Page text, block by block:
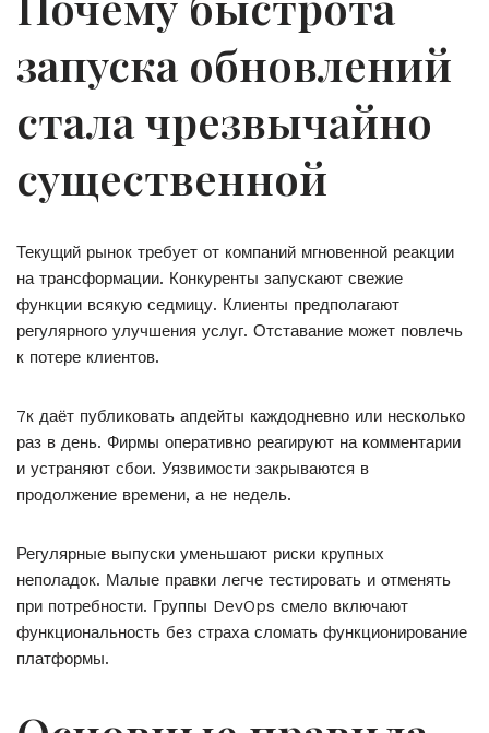
запуска обновлений
стала чрезвычайно
существенной
Текущий рынок требует от компаний мгновенной реакции
на трансформации. Конкуренты запускают свежие
функции всякую седмицу. Клиенты предполагают
регулярного улучшения услуг. Отставание может повлечь
к потере клиентов.
7к даёт публиковать апдейты каждодневно или несколько
раз в день. Фирмы оперативно реагируют на комментарии
и устраняют сбои. Уязвимости закрываются в
продолжение времени, а не недель.
Регулярные выпуски уменьшают риски крупных
неполадок. Малые правки легче тестировать и отменять
при потребности. Группы DevOps смело включают
функциональность без страха сломать функционирование
платформы.